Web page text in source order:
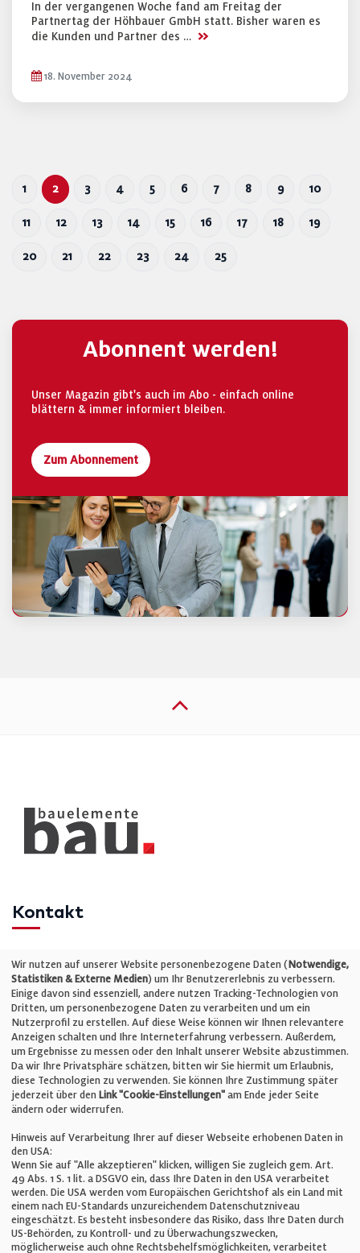
In der vergangenen Woche fand am Freitag der
Partnertag der Höhbauer GmbH statt. Bisher waren es
die Kunden und Partner des … >>
18. November 2024
1 2 3 4 5 6 7 8 9 10
11 12 13 14 15 16 17 18 19
20 21 22 23 24 25
Abonnent werden!
Unser Magazin gibt's auch im Abo - einfach online
blättern & immer informiert bleiben.
Zum Abonnement
Kontakt
Telefon: +49 (0)711 2585563-0
E-Mail:info@bauelemente-bau.eu
Unternehmen
Impressum
Cookie-Einstellungen
AGB
Wir nutzen auf unserer Website personenbezogene Daten (Notwendige,
Statistiken & Externe Medien) um Ihr Benutzererlebnis zu verbessern.
Einige davon sind essenziell, andere nutzen Tracking-Technologien von
Dritten, um personenbezogene Daten zu verarbeiten und um ein
Nutzerprofil zu erstellen. Auf diese Weise können wir Ihnen relevantere
Anzeigen schalten und Ihre Interneterfahrung verbessern. Außerdem,
um Ergebnisse zu messen oder den Inhalt unserer Website abzustimmen.
Da wir Ihre Privatsphäre schätzen, bitten wir Sie hiermit um Erlaubnis,
diese Technologien zu verwenden. Sie können Ihre Zustimmung später
jederzeit über den Link "Cookie-Einstellungen" am Ende jeder Seite
ändern oder widerrufen.
Hinweis auf Verarbeitung Ihrer auf dieser Webseite erhobenen Daten in
den USA:
Wenn Sie auf "Alle akzeptieren" klicken, willigen Sie zugleich gem. Art.
49 Abs. 1 S. 1 lit. a DSGVO ein, dass Ihre Daten in den USA verarbeitet
werden. Die USA werden vom Europäischen Gerichtshof als ein Land mit
einem nach EU-Standards unzureichendem Datenschutzniveau
eingeschätzt. Es besteht insbesondere das Risiko, dass Ihre Daten durch
US-Behörden, zu Kontroll- und zu Überwachungszwecken,
möglicherweise auch ohne Rechtsbehelfsmöglichkeiten, verarbeitet